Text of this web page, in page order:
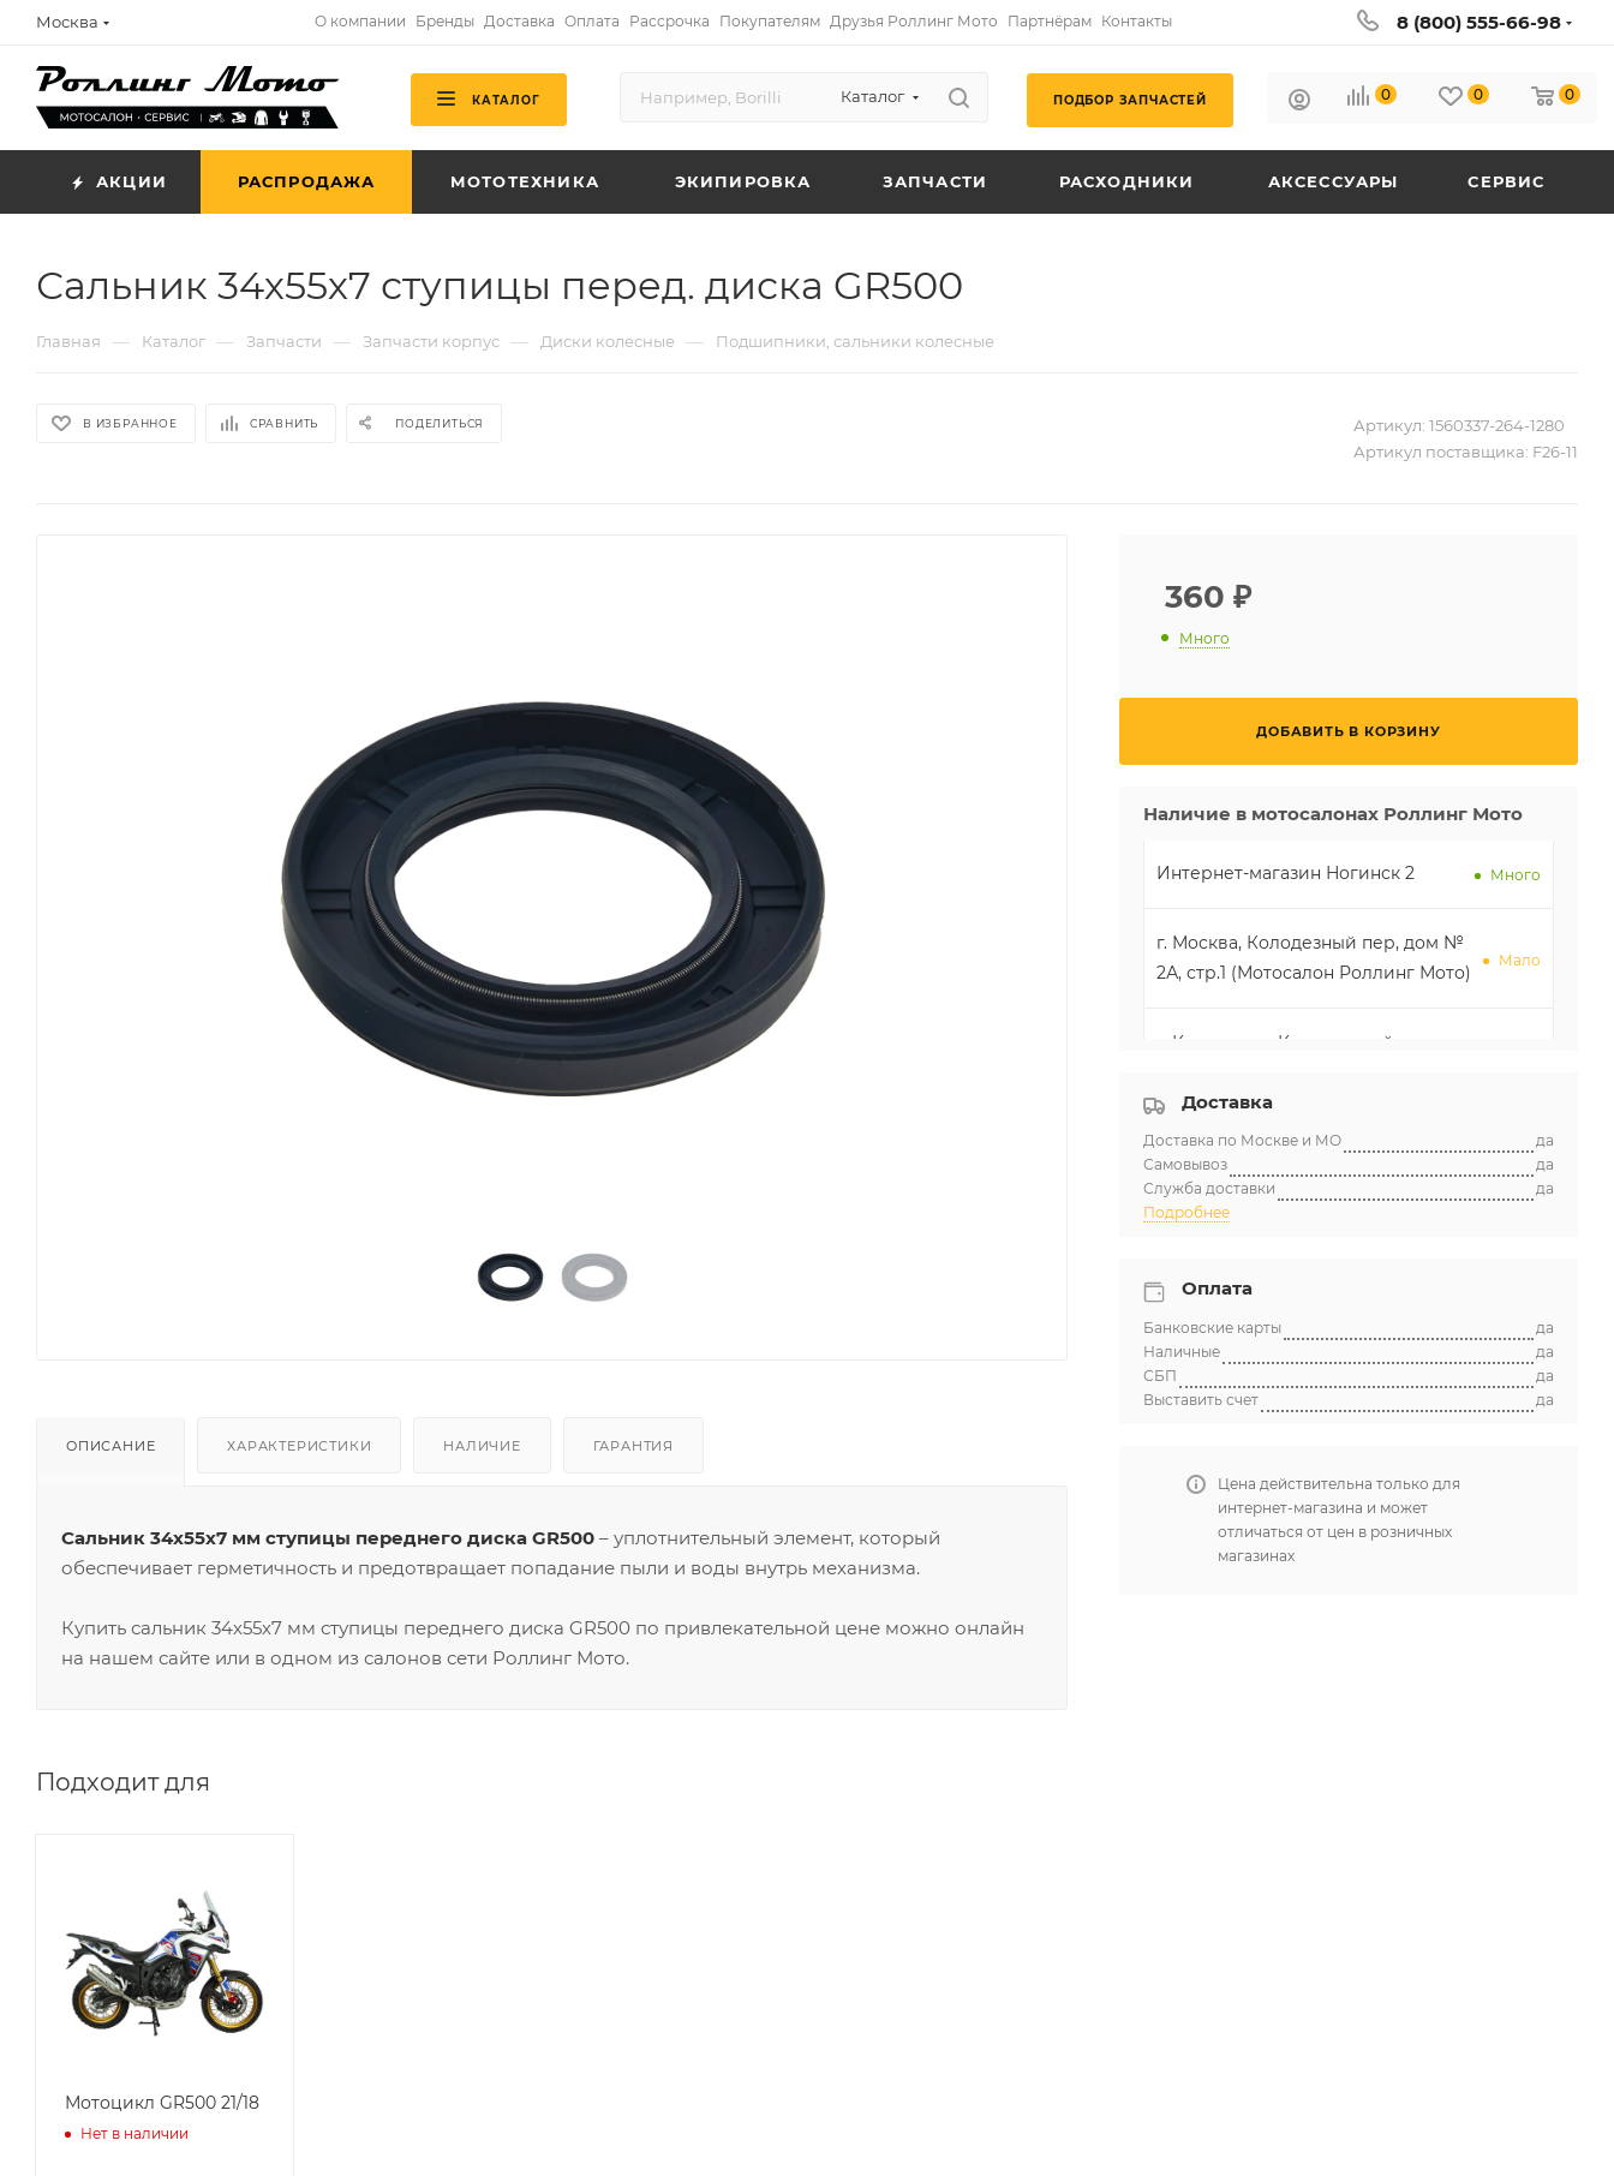
Москва О компании Бренды Доставка Оплата Рассрочка Покупателям Друзья Роллинг Мото Партнёрам Контакты 8 (800) 555-66-98
КАТАЛОГ Каталог ПОДБОР ЗАПЧАСТЕЙ 0 0 0
АКЦИИ РАСПРОДАЖА МОТОТЕХНИКА ЭКИПИРОВКА ЗАПЧАСТИ РАСХОДНИКИ АКСЕССУАРЫ СЕРВИС
Сальник 34х55х7 ступицы перед. диска GR500
Главная — Каталог — Запчасти — Запчасти корпус — Диски колесные — Подшипники, сальники колесные
В ИЗБРАННОЕ СРАВНИТЬ ПОДЕЛИТЬСЯ Артикул: 1560337-264-1280
Артикул поставщика: F26-11
ОПИСАНИЕ ХАРАКТЕРИСТИКИ НАЛИЧИЕ ГАРАНТИЯ
Сальник 34х55х7 мм ступицы переднего диска GR500 – уплотнительный элемент, который
обеспечивает герметичность и предотвращает попадание пыли и воды внутрь механизма.
Купить сальник 34х55х7 мм ступицы переднего диска GR500 по привлекательной цене можно онлайн
на нашем сайте или в одном из салонов сети Роллинг Мото.
Подходит для
Мотоцикл GR500 21/18
Нет в наличии
360 ₽
Много
ДОБАВИТЬ В КОРЗИНУ
Наличие в мотосалонах Роллинг Мото
Интернет-магазин Ногинск 2 Много
г. Москва, Колодезный пер, дом №
2А, стр.1 (Мотосалон Роллинг Мото)
Мало
г. Краснодар, Карасунский
массив Пашковский, Крылатая ул., 11
Доставка
Доставка по Москве и МО
да
Самовывоз
да
Служба доставки
да
Подробнее
Оплата
Банковские карты
да
Наличные
да
СБП
да
Выставить счет
да
Цена действительна только для
интернет-магазина и может
отличаться от цен в розничных
магазинах